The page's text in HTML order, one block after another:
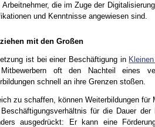
die im Zuge der
und Kenntnisse angewiesen sind.
mit den Großen
ist bei einer Beschäftigung in
oft den Nachteil eines
schnell an ihre Grenzen stoßen.
zu schaffen, können Weiterbildungen
für die Dauer
ausgedrückt: Er kann eine